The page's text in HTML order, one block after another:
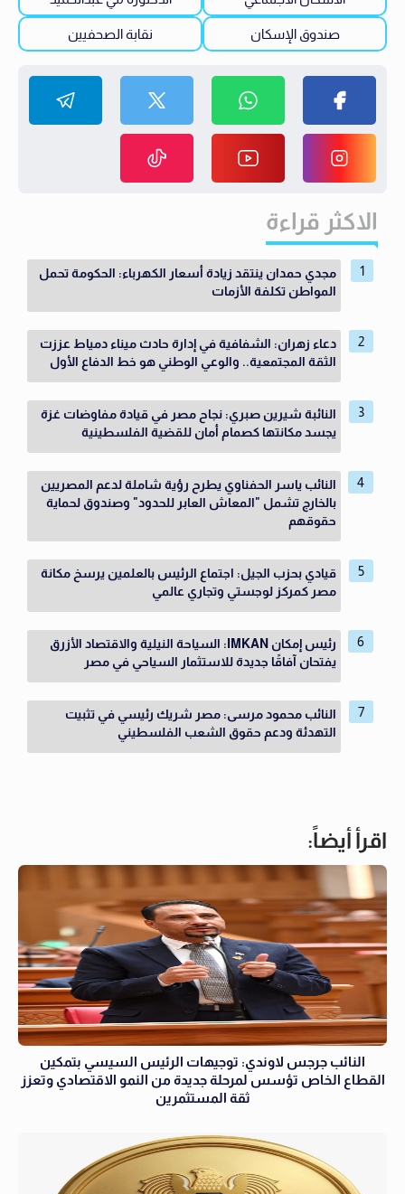
صندوق الإسكان نقابة الصحفيين
الاكثر قراءة
مجدي حمدان ينتقد زيادة أسعار الكهرباء: الحكومة تحمل
المواطن تكلفة الأزمات
دعاء زهران: الشفافية في إدارة حادث ميناء دمياط عززت
الثقة المجتمعية.. والوعي الوطني هو خط الدفاع الأول
النائبة شيرين صبري: نجاح مصر في قيادة مفاوضات غزة
يجسد مكانتها كصمام أمان للقضية الفلسطينية
النائب ياسر الحفناوي يطرح رؤية شاملة لدعم المصريين
بالخارج تشمل "المعاش العابر للحدود" وصندوق لحماية
حقوقهم
قيادي بحزب الجيل: اجتماع الرئيس بالعلمين يرسخ مكانة
مصر كمركز لوجستي وتجاري عالمي
رئيس إمكان IMKAN: السياحة النيلية والاقتصاد الأزرق
يفتحان آفاقًا جديدة للاستثمار السياحي في مصر
النائب محمود مرسى: مصر شريك رئيسي في تثبيت
التهدئة ودعم حقوق الشعب الفلسطيني
اقرأ أيضاً:
النائب جرجس لاوندي: توجيهات الرئيس السيسي بتمكين
القطاع الخاص تؤسس لمرحلة جديدة من النمو الاقتصادي وتعزز
ثقة المستثمرين